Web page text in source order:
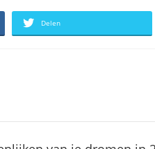
Delen